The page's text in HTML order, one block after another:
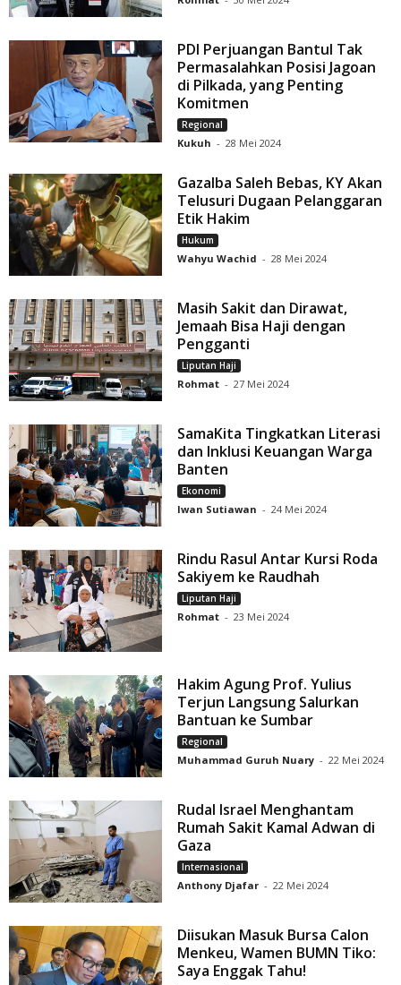
PDI Perjuangan Bantul Tak
Permasalahkan Posisi Jagoan
di Pilkada, yang Penting
Komitmen
Regional
Kukuh - 28 Mei 2024
Gazalba Saleh Bebas, KY Akan
Telusuri Dugaan Pelanggaran
Etik Hakim
Hukum
Wahyu Wachid - 28 Mei 2024
Masih Sakit dan Dirawat,
Jemaah Bisa Haji dengan
Pengganti
Liputan Haji
Rohmat - 27 Mei 2024
SamaKita Tingkatkan Literasi
dan Inklusi Keuangan Warga
Banten
Ekonomi
Iwan Sutiawan - 24 Mei 2024
Rindu Rasul Antar Kursi Roda
Sakiyem ke Raudhah
Liputan Haji
Rohmat - 23 Mei 2024
Hakim Agung Prof. Yulius
Terjun Langsung Salurkan
Bantuan ke Sumbar
Regional
Muhammad Guruh Nuary - 22 Mei 2024
Rudal Israel Menghantam
Rumah Sakit Kamal Adwan di
Gaza
Internasional
Anthony Djafar - 22 Mei 2024
Diisukan Masuk Bursa Calon
Menkeu, Wamen BUMN Tiko:
Saya Enggak Tahu!